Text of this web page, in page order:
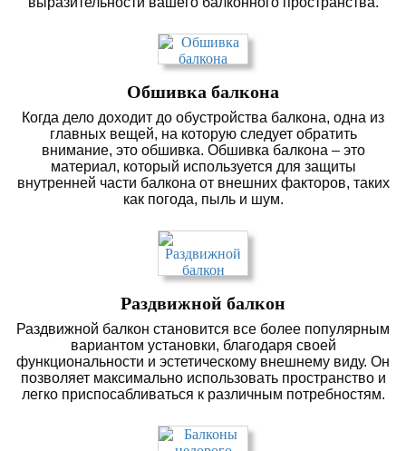
Обшивка балкона
Когда дело доходит до обустройства балкона, одна из
главных вещей, на которую следует обратить
внимание, это обшивка. Обшивка балкона – это
материал, который используется для защиты
внутренней части балкона от внешних факторов, таких
как погода, пыль и шум.
Раздвижной балкон
Раздвижной балкон становится все более популярным
вариантом установки, благодаря своей
функциональности и эстетическому внешнему виду. Он
позволяет максимально использовать пространство и
легко приспосабливаться к различным потребностям.